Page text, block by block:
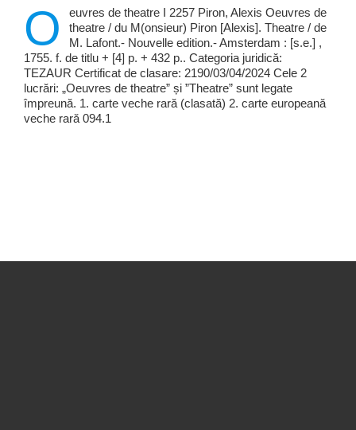
O
euvres de theatre I 2257 Piron, Alexis Oeuvres de
theatre / du M(onsieur) Piron [Alexis]. Theatre / de
M. Lafont.- Nouvelle edition.- Amsterdam : [s.e.] ,
1755. f. de titlu + [4] p. + 432 p.. Categoria juridică:
TEZAUR Certificat de clasare: 2190/03/04/2024 Cele 2
lucrări: „Oeuvres de theatre” și ”Theatre” sunt legate
împreună. 1. carte veche rară (clasată) 2. carte europeană
veche rară 094.1